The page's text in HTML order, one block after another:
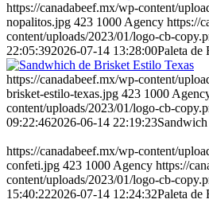
https://canadabeef.mx/wp-content/
nopalitos.jpg 423 1000 Agency https://
content/uploads/2023/01/logo-cb-
22:05:392026-07-14 13:28:00Paleta de
https://canadabeef.mx/wp-content/
brisket-estilo-texas.jpg 423 1000
content/uploads/2023/01/logo-cb-
09:22:462026-06-14 22:19:23
https://canadabeef.mx/wp-content/
confeti.jpg 423 1000 Agency https://
content/uploads/2023/01/logo-cb-
15:40:222026-07-14 12:24:32Paleta de